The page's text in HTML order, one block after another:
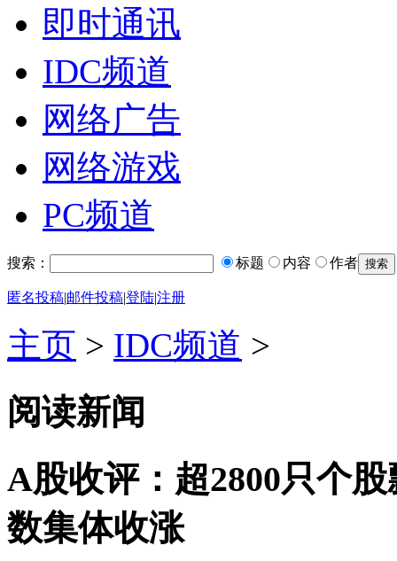
即时通讯
IDC频道
网络广告
网络游戏
PC频道
搜索： 标题 内容 作者
匿名投稿|邮件投稿|登陆|注册
主页 > IDC频道 >
阅读新闻
A股收评：超2800只个
数集体收涨